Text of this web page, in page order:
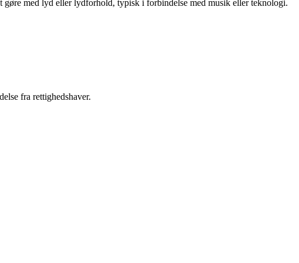
gøre med lyd eller lydforhold, typisk i forbindelse med musik eller teknologi.
fra rettighedshaver.